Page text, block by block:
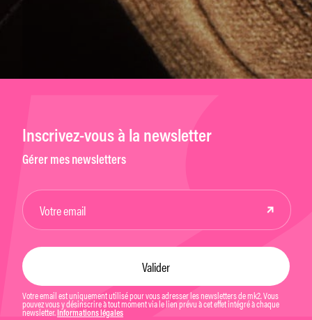
Inscrivez-vous à la newsletter
Gérer mes newsletters
Votre email est uniquement utilisé pour vous adresser les newsletters de mk2. Vous
pouvez vous y désinscrire à tout moment via le lien prévu à cet effet intégré à chaque
newsletter. Informations légales